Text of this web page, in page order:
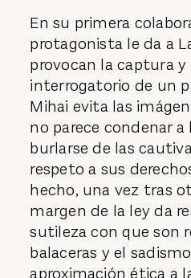
En su primera
protagonista le da a
provocan la captura y
interrogatorio de un
Mihai evita las
no parece condenar
burlarse de las
respeto a sus
hecho, una vez tras
margen de la ley da
sutileza con que son
balaceras y el
aproximación ética a